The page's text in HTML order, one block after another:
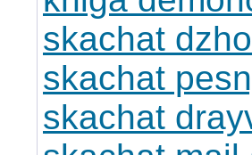
skachat
skachat
skachat